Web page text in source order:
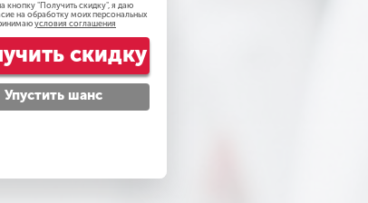
кнопку "Получить скидку", я даю
на обработку моих персональных
условия соглашения
скидку
Упустить шанс